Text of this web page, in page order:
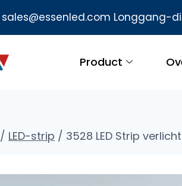
sales@essenled.com Longgang-
Product
/ LED-strip / 3528 LED Strip